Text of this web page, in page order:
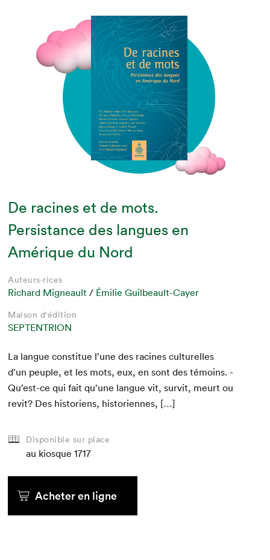
De racines et de mots.
Persistance des langues en
Amérique du Nord
Auteurs·rices
Richard Migneault / Émilie Guilbeault-Cayer
Maison d'édition
SEPTENTRION
La langue con­stitue l’une des racines cul­turelles
d’un peu­ple, et les mots, eux, en sont des témoins. ­
Qu’est-ce qui fait qu’une langue vit, survit, meurt ou
revit? Des his­to­riens, historiennes, […]
Disponible sur place
au kiosque 1717
Acheter en ligne